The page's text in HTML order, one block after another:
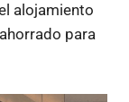
alojamiento
para